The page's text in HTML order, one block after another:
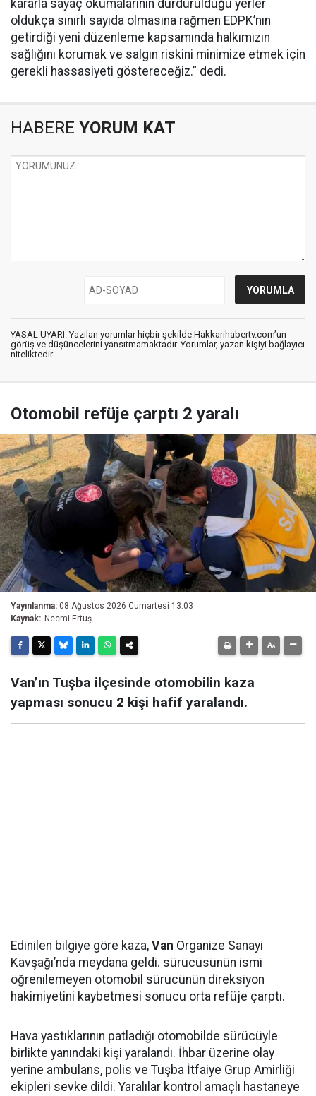
kararla sayaç okumalarının durdurulduğu yerler
oldukça sınırlı sayıda olmasına rağmen EDPK’nın
getirdiği yeni düzenleme kapsamında halkımızın
sağlığını korumak ve salgın riskini minimize etmek için
gerekli hassasiyeti göstereceğiz.” dedi.
HABERE YORUM KAT
YASAL UYARI: Yazılan yorumlar hiçbir şekilde Hakkarihabertv.com’un
görüş ve düşüncelerini yansıtmamaktadır. Yorumlar, yazan kişiyi bağlayıcı
niteliktedir.
Otomobil refüje çarptı 2 yaralı
Yayınlanma: 08 Ağustos 2026 Cumartesi 13:03
Kaynak: Necmi Ertuş
Van’ın Tuşba ilçesinde otomobilin kaza
yapması sonucu 2 kişi hafif yaralandı.
Edinilen bilgiye göre kaza, Van Organize Sanayi
Kavşağı’nda meydana geldi. sürücüsünün ismi
öğrenilemeyen otomobil sürücünün direksiyon
hakimiyetini kaybetmesi sonucu orta refüje çarptı.
Hava yastıklarının patladığı otomobilde sürücüyle
birlikte yanındaki kişi yaralandı. İhbar üzerine olay
yerine ambulans, polis ve Tuşba İtfaiye Grup Amirliği
ekipleri sevke dildi. Yaralılar kontrol amaçlı hastaneye